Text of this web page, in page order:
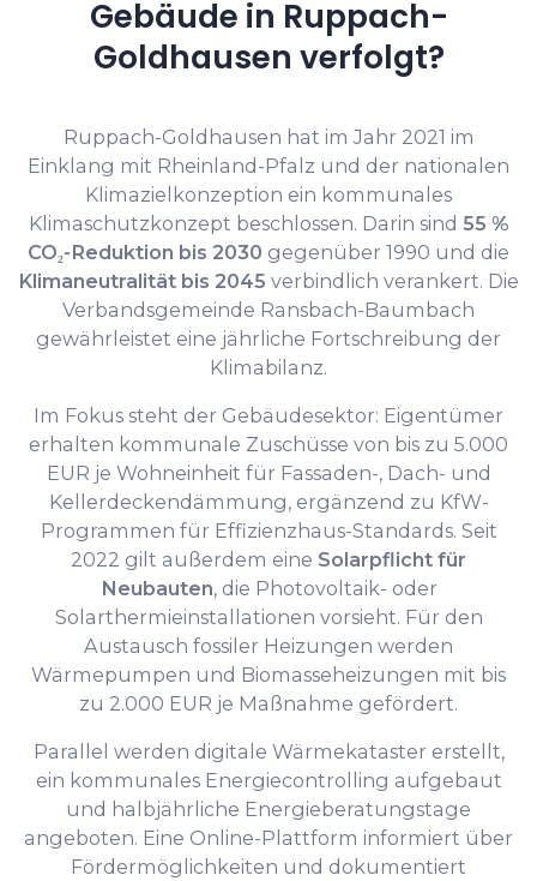
Gebäude in Ruppach-
Goldhausen verfolgt?
Ruppach-Goldhausen hat im Jahr 2021 im
Einklang mit Rheinland-Pfalz und der nationalen
Klimazielkonzeption ein kommunales
Klimaschutzkonzept beschlossen. Darin sind 55 %
CO₂-Reduktion bis 2030 gegenüber 1990 und die
Klimaneutralität bis 2045 verbindlich verankert. Die
Verbandsgemeinde Ransbach-Baumbach
gewährleistet eine jährliche Fortschreibung der
Klimabilanz.
Im Fokus steht der Gebäudesektor: Eigentümer
erhalten kommunale Zuschüsse von bis zu 5.000
EUR je Wohneinheit für Fassaden-, Dach- und
Kellerdeckendämmung, ergänzend zu KfW-
Programmen für Effizienzhaus-Standards. Seit
2022 gilt außerdem eine Solarpflicht für
Neubauten, die Photovoltaik- oder
Solarthermieinstallationen vorsieht. Für den
Austausch fossiler Heizungen werden
Wärmepumpen und Biomasseheizungen mit bis
zu 2.000 EUR je Maßnahme gefördert.
Parallel werden digitale Wärmekataster erstellt,
ein kommunales Energiecontrolling aufgebaut
und halbjährliche Energieberatungstage
angeboten. Eine Online-Plattform informiert über
Fördermöglichkeiten und dokumentiert